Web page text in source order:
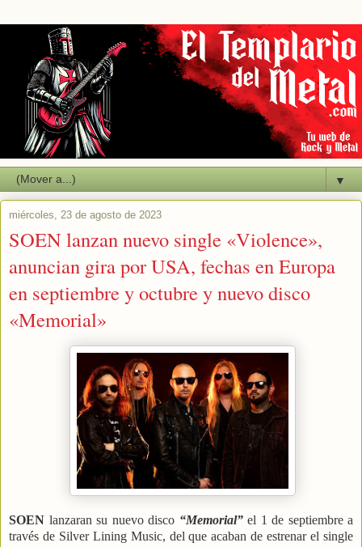
▼
miércoles, 23 de agosto de 2023
SOEN lanzan nuevo single «Violence»,
anuncian gira por USA, fechas en Europa
en septiembre y octubre y nuevo disco
«Memorial»
SOEN lanzaran su nuevo disco “Memorial”el 1 de septiembre a
través de Silver Lining Music, del que acaban de estrenar el single